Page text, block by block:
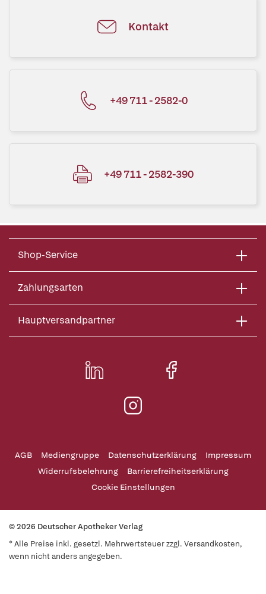
Kontakt
+49 711 - 2582-0
+49 711 - 2582-390
Shop-Service
Zahlungsarten
Hauptversandpartner
AGB Mediengruppe Datenschutzerklärung
Impressum
Widerrufsbelehrung
Barrierefreiheitserklärung
Cookie Einstellungen
© 2026 Deutscher Apotheker Verlag
* Alle Preise inkl. gesetzl. Mehrwertsteuer zzgl. Versandkosten,
wenn nicht anders angegeben.